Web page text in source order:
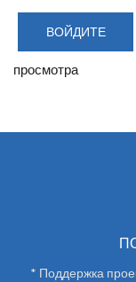
ВОЙДИТЕ
просмотра
* Поддержка